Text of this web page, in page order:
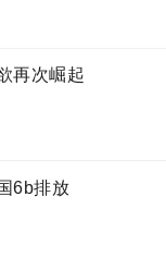
再次崛起
6b排放